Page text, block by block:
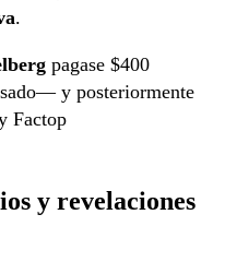
.
pagase $400
y posteriormente
Factop
y revelaciones